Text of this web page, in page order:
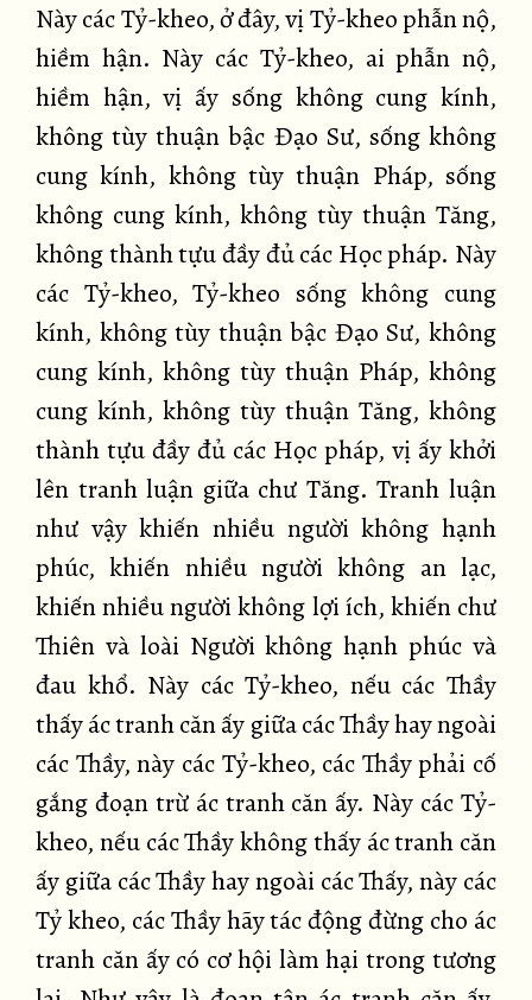
Này các Tỷ-kheo, ở đây, vị Tỷ-kheo phẫn nộ,
hiềm hận. Này các Tỷ-kheo, ai phẫn nộ,
hiềm hận, vị ấy sống không cung kính,
không tùy thuận bậc Đạo Sư, sống không
cung kính, không tùy thuận Pháp, sống
không cung kính, không tùy thuận Tăng,
không thành tựu đầy đủ các Học pháp. Này
các Tỷ-kheo, Tỷ-kheo sống không cung
kính, không tùy thuận bậc Đạo Sư, không
cung kính, không tùy thuận Pháp, không
cung kính, không tùy thuận Tăng, không
thành tựu đầy đủ các Học pháp, vị ấy khởi
lên tranh luận giữa chư Tăng. Tranh luận
như vậy khiến nhiều người không hạnh
phúc, khiến nhiều người không an lạc,
khiến nhiều người không lợi ích, khiến chư
Thiên và loài Người không hạnh phúc và
đau khổ. Này các Tỷ-kheo, nếu các Thầy
thấy ác tranh căn ấy giữa các Thầy hay ngoài
các Thầy, này các Tỷ-kheo, các Thầy phải cố
gắng đoạn trừ ác tranh căn ấy. Này các Tỷ-
kheo, nếu các Thầy không thấy ác tranh căn
ấy giữa các Thầy hay ngoài các Thấy, này các
Tỷ kheo, các Thầy hãy tác động đừng cho ác
tranh căn ấy có cơ hội làm hại trong tương